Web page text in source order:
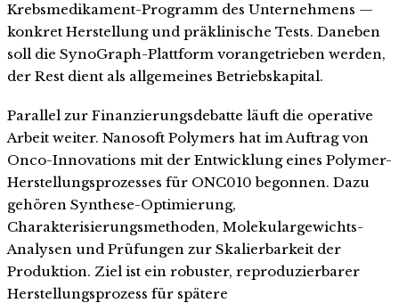
Krebsmedikament-Programm des Unternehmens —
konkret Herstellung und präklinische Tests. Daneben
soll die SynoGraph-Plattform vorangetrieben werden,
der Rest dient als allgemeines Betriebskapital.
Parallel zur Finanzierungsdebatte läuft die operative
Arbeit weiter. Nanosoft Polymers hat im Auftrag von
Onco-Innovations mit der Entwicklung eines Polymer-
Herstellungsprozesses für ONC010 begonnen. Dazu
gehören Synthese-Optimierung,
Charakterisierungsmethoden, Molekulargewichts-
Analysen und Prüfungen zur Skalierbarkeit der
Produktion. Ziel ist ein robuster, reproduzierbarer
Herstellungsprozess für spätere